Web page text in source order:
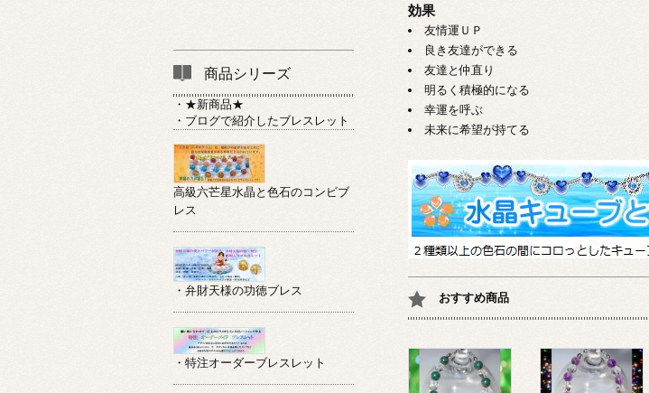
効果
友情運ＵＰ
良き友達ができる
友達と仲直り
明るく積極的になる
幸運を呼ぶ
未来に希望が持てる
おすすめ商品
商品シリーズ
・★新商品★
・ブログで紹介したブレスレット
高級六芒星水晶と色石のコンビブ
レス
・弁財天様の功徳ブレス
・特注オーダーブレスレット